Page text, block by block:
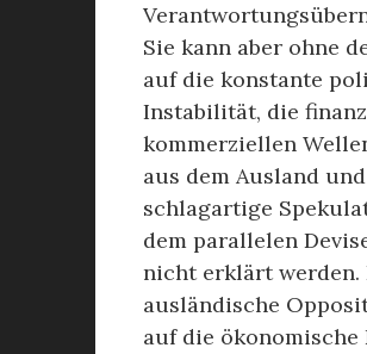
Sie kann aber ohne
auf die konstante
Instabilität, die
kommerziellen
aus dem Ausland
schlagartige
dem parallelen
nicht erklärt werden.
ausländische
auf die